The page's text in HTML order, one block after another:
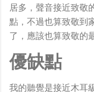
居多，聲音接近致敬
點，不過也算致敬到
了，應該也算致敬的
優缺點
我的聽覺是接近木耳